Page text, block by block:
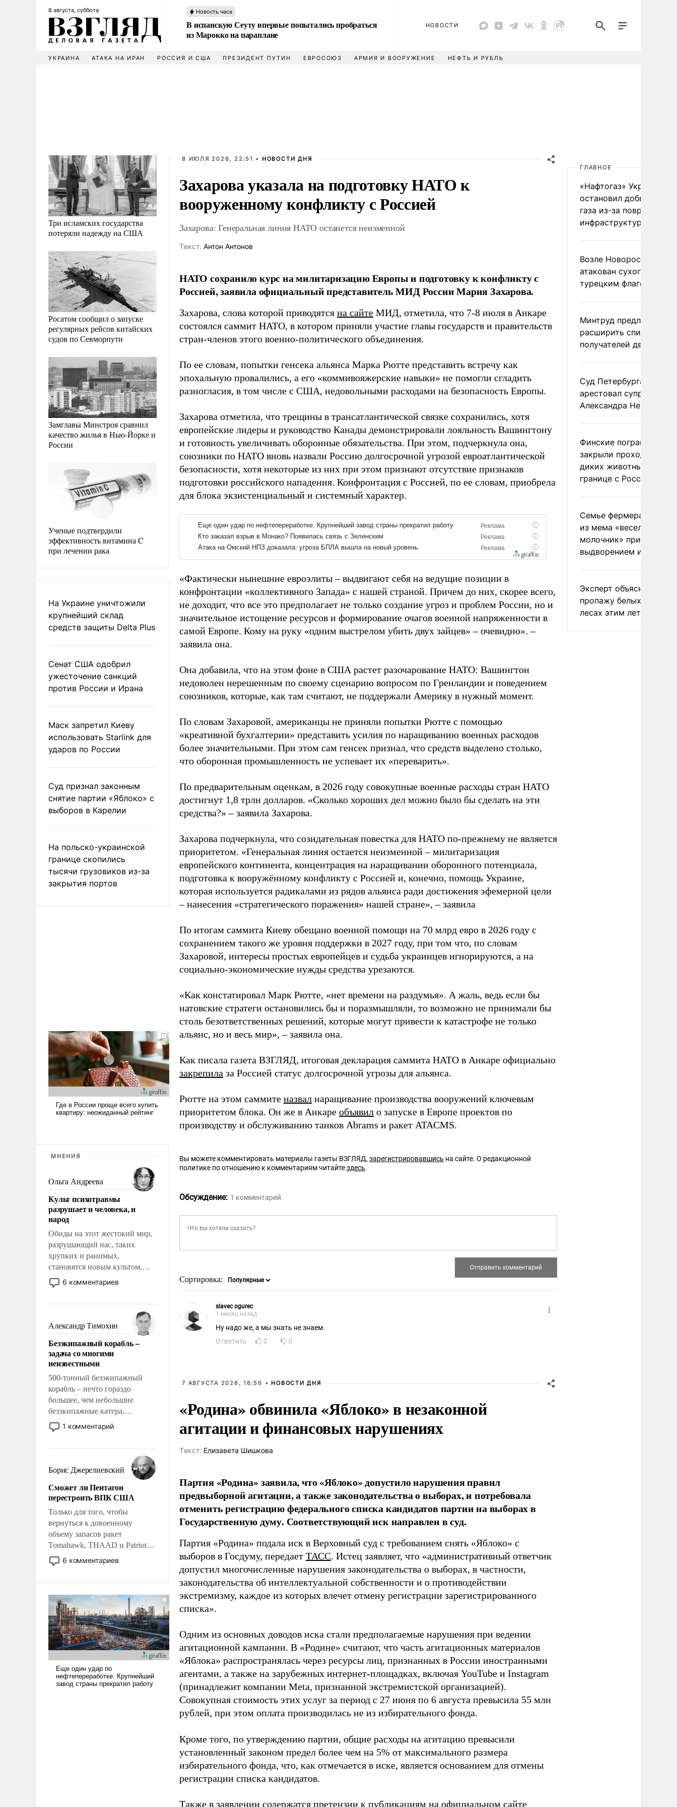
8 августа, суббота Новость часа
В испанскую Сеуту впервые попытались пробраться
из Марокко на параплане
НОВОСТИ
УКРАИНА АТАКА НА ИРАН РОССИЯ И США ПРЕЗИДЕНТ ПУТИН ЕВРОСОЮЗ АРМИЯ И ВООРУЖЕНИЕ НЕФТЬ И РУБЛЬ
Три исламских государства
потеряли надежду на США
Росатом сообщил о запуске
регулярных рейсов китайских
судов по Севморпути
Замглавы Минстроя сравнил
качество жилья в Нью-Йорке и
России
Ученые подтвердили
эффективность витамина C
при лечении рака
На Украине уничтожили
крупнейший склад
средств защиты Delta Plus
Сенат США одобрил
ужесточение санкций
против России и Ирана
Маск запретил Киеву
использовать Starlink для
ударов по России
Суд признал законным
снятие партии «Яблоко» с
выборов в Карелии
На польско-украинской
границе скопились
тысячи грузовиков из-за
закрытия портов
МНЕНИЯ
Ольга Андреева
Культ психотравмы
разрушает и человека, и
народ
Обиды на этот жестокий мир,
разрушающий нас, таких
хрупких и ранимых,
становятся новым культом,
постепенно вытесняя и
отменяя традиционное
мужественным и твердым под
ударами судьбы, брать на себя
ответственность, помогать
слабым, идти вперед и
адаптироваться.
6 комментариев
Александр Тимохин
Безэкипажный корабль –
задача со многими
неизвестными
500-тонный безэкипажный
корабль – нечто гораздо
большее, чем небольшие
безэкипажные катера,
применение которых уже
стало обыденностью. Задача по
сложна и амбициозна. Однако
и ее реализация радикально
поднимет наши боевые
возможности.
1 комментарий
Борис Джерелиевский
Сможет ли Пентагон
перестроить ВПК США
Только для того, чтобы
вернуться к довоенному
объему запасов ракет
Tomahawk, THAAD и Patriot
США потребуется более трех
лет. Даже небольшая война с
Сложившаяся ситуация
означает многолетний период
уязвимости США, например,
перед Китаем.
6 комментариев
8 ИЮЛЯ 2026, 22:51 • НОВОСТИ ДНЯ
Захарова указала на подготовку НАТО к
вооруженному конфликту с Россией
Захарова: Генеральная линия НАТО останется неизменной
Tекст: Антон Антонов
НАТО сохранило курс на милитаризацию Европы и подготовку к конфликту с
Россией, заявила официальный представитель МИД России Мария Захарова.
Захарова, слова которой приводятся на сайте МИД, отметила, что 7-8 июля в Анкаре
состоялся саммит НАТО, в котором приняли участие главы государств и правительств
стран-членов этого военно-политического объединения.
По ее словам, попытки генсека альянса Марка Рютте представить встречу как
эпохальную провалились, а его «коммивояжерские навыки» не помогли сгладить
разногласия, в том числе с США, недовольными расходами на безопасность Европы.
Захарова отметила, что трещины в трансатлантической связке сохранились, хотя
европейские лидеры и руководство Канады демонстрировали лояльность Вашингтону
и готовность увеличивать оборонные обязательства. При этом, подчеркнула она,
союзники по НАТО вновь назвали Россию долгосрочной угрозой евроатлантической
безопасности, хотя некоторые из них при этом признают отсутствие признаков
подготовки российского нападения. Конфронтация с Россией, по ее словам, приобрела
для блока экзистенциальный и системный характер.
«Фактически нынешние евроэлиты – выдвигают себя на ведущие позиции в
конфронтации «коллективного Запада» с нашей страной. Причем до них, скорее всего,
не доходит, что все это предполагает не только создание угроз и проблем России, но и
значительное истощение ресурсов и формирование очагов военной напряженности в
самой Европе. Кому на руку «одним выстрелом убить двух зайцев» – очевидно». –
заявила она.
Она добавила, что на этом фоне в США растет разочарование НАТО: Вашингтон
недоволен нерешенным по своему сценарию вопросом по Гренландии и поведением
союзников, которые, как там считают, не поддержали Америку в нужный момент.
По словам Захаровой, американцы не приняли попытки Рютте с помощью
«креативной бухгалтерии» представить усилия по наращиванию военных расходов
более значительными. При этом сам генсек признал, что средств выделено столько,
что оборонная промышленность не успевает их «переварить».
По предварительным оценкам, в 2026 году совокупные военные расходы стран НАТО
достигнут 1,8 трлн долларов. «Сколько хороших дел можно было бы сделать на эти
средства?» – заявила Захарова.
Захарова подчеркнула, что созидательная повестка для НАТО по-прежнему не является
приоритетом. «Генеральная линия остается неизменной – милитаризация
европейского континента, концентрация на наращивании оборонного потенциала,
подготовка к вооружённому конфликту с Россией и, конечно, помощь Украине,
которая используется радикалами из рядов альянса ради достижения эфемерной цели
– нанесения «стратегического поражения» нашей стране», – заявила
По итогам саммита Киеву обещано военной помощи на 70 млрд евро в 2026 году с
сохранением такого же уровня поддержки в 2027 году, при том что, по словам
Захаровой, интересы простых европейцев и судьба украинцев игнорируются, а на
социально-экономические нужды средства урезаются.
«Как констатировал Марк Рютте, «нет времени на раздумья». А жаль, ведь если бы
натовские стратеги остановились бы и поразмышляли, то возможно не принимали бы
столь безответственных решений, которые могут привести к катастрофе не только
альянс, но и весь мир», – заявила она.
Как писала газета ВЗГЛЯД, итоговая декларация саммита НАТО в Анкаре официально
закрепила за Россией статус долгосрочной угрозы для альянса.
Рютте на этом саммите назвал наращивание производства вооружений ключевым
приоритетом блока. Он же в Анкаре объявил о запуске в Европе проектов по
производству и обслуживанию танков Abrams и ракет ATACMS.
Вы можете комментировать материалы газеты ВЗГЛЯД, зарегистрировавшись на сайте. О редакционной
политике по отношению к комментариям читайтездесь.
Обсуждение: 1 комментарий
Сортировка:
slavec ogurec
1 месяц назад
Ну надо же, а мы знать не знаем.
Ответить
0 0
7 АВГУСТА 2026, 16:56 • НОВОСТИ ДНЯ
«Родина» обвинила «Яблоко» в незаконной
агитации и финансовых нарушениях
Tекст: Елизавета Шишкова
Партия «Родина» заявила, что «Яблоко» допустило нарушения правил
предвыборной агитации, а также законодательства о выборах, и потребовала
отменить регистрацию федерального списка кандидатов партии на выборах в
Государственную думу. Соответствующий иск направлен в суд.
Партия «Родина» подала иск в Верховный суд с требованием снять «Яблоко» с
выборов в Госдуму, передает ТАСС. Истец заявляет, что «административный ответчик
допустил многочисленные нарушения законодательства о выборах, в частности,
законодательства об интеллектуальной собственности и о противодействии
экстремизму, каждое из которых влечет отмену регистрации зарегистрированного
списка».
Одним из основных доводов иска стали предполагаемые нарушения при ведении
агитационной кампании. В «Родине» считают, что часть агитационных материалов
«Яблока» распространялась через ресурсы лиц, признанных в России иностранными
агентами, а также на зарубежных интернет-площадках, включая YouTube и Instagram
(принадлежит компании Meta, признанной экстремистской организацией).
Совокупная стоимость этих услуг за период с 27 июня по 6 августа превысила 55 млн
рублей, при этом оплата производилась не из избирательного фонда.
Кроме того, по утверждению партии, общие расходы на агитацию превысили
установленный законом предел более чем на 5% от максимального размера
избирательного фонда, что, как отмечается в иске, является основанием для отмены
регистрации списка кандидатов.
Также в заявлении содержатся претензии к публикациям на официальном сайте
ГЛАВНОЕ
«Нафтогаз» Украины
остановил добычу
газа из-за повреждения
инфраструктуры
Возле Новороссийска
атакован сухогруз под
турецким флагом
Минтруд предложил
расширить список
получателей двух
Суд Петербурга заочно
арестовал супругу
Александра Невзорова
Финские пограничники
закрыли проходы для
диких животных на
границе с Россией
Семье фермера
из мема «веселый
молочник» пригрозили
выдворением из
Эксперт объяснил
пропажу белых грибов
лесах этим летом